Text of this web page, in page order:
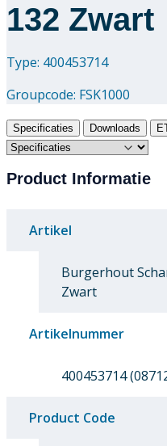
132 Zwart
Type: 400453714
Groupcode: FSK1000
Specificaties Downloads
Product Informatie
Artikel
Burgerhout
Zwart
Artikelnummer
400453714
Product Code